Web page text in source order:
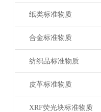
纸类标准物质
合金标准物质
纺织品标准物质
皮革标准物质
XRF荧光块标准物质